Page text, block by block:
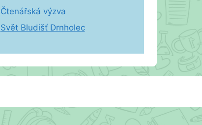
Čtenářská výzva
Svět Bludišť Drnholec